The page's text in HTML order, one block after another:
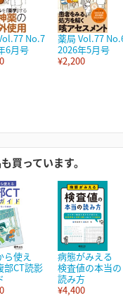
No.7
6月号
薬局 Vol.77
2026年5月号
¥2,200
買っています。
ら使え
CT読影
病態がみえる
検査値の本当の
読み方
¥4,400